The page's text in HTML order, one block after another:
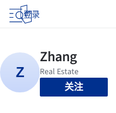
登录
关注